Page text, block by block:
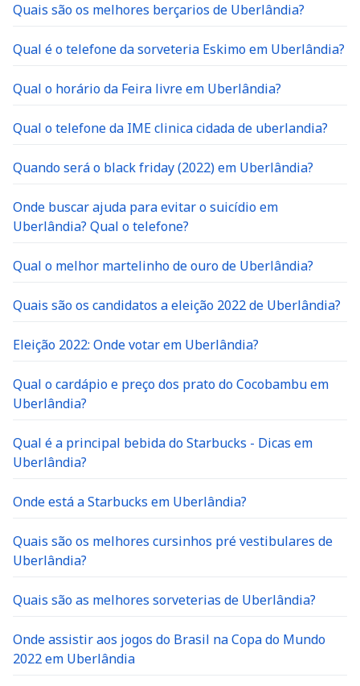
Quais são os melhores berçarios de Uberlândia?
Qual é o telefone da sorveteria Eskimo em Uberlândia?
Qual o horário da Feira livre em Uberlândia?
Qual o telefone da IME clinica cidada de uberlandia?
Quando será o black friday (2022) em Uberlândia?
Onde buscar ajuda para evitar o suicídio em
Uberlândia? Qual o telefone?
Qual o melhor martelinho de ouro de Uberlândia?
Quais são os candidatos a eleição 2022 de Uberlândia?
Eleição 2022: Onde votar em Uberlândia?
Qual o cardápio e preço dos prato do Cocobambu em
Uberlândia?
Qual é a principal bebida do Starbucks - Dicas em
Uberlândia?
Onde está a Starbucks em Uberlândia?
Quais são os melhores cursinhos pré vestibulares de
Uberlândia?
Quais são as melhores sorveterias de Uberlândia?
Onde assistir aos jogos do Brasil na Copa do Mundo
2022 em Uberlândia